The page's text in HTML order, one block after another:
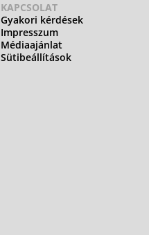
KAPCSOLAT
Gyakori kérdések
Impresszum
Médiaajánlat
Sütibeállítások